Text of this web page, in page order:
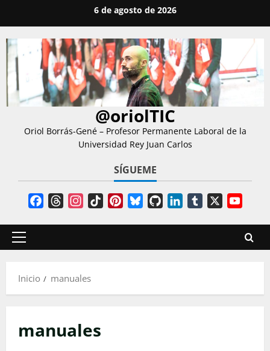
contenido
6 de agosto de 2026
@oriolTIC
Oriol Borrás-Gené – Profesor Permanente Laboral de la
Universidad Rey Juan Carlos
SÍGUEME
FacebookThreadsInstagram
TikTokPinterestBlueskyGitHubLinkedInTumblr
Menú
Inicio
manuales
manuales